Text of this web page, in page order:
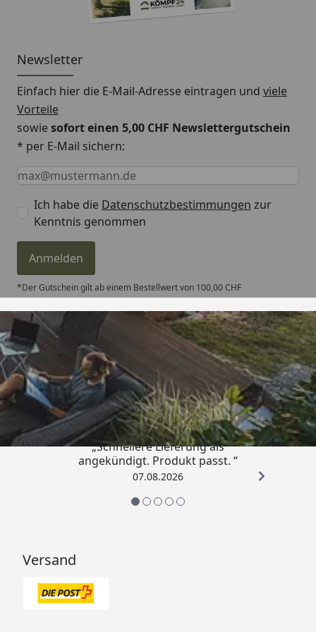
Dachneigung
Dachüberstand
vorne
Dachüberstand
hinten
Dachüberstand
seitlich
7 cm
Schneelast
1,6 kN/m2
Ausführung
naturbelassen
Dachstärke
Tür (B xT)
Leimholz-Doppeltür: 137 x
186 cm
Einzeltür: 68 x 186 cm
Lichtausschnitt:
Sicherheitsglas
Fußboden
16 mm Multifunktionsplatte
für den Boden
Dacheindeckung
exklusive
Selbstklebende Dachbahn
auf Bitumenbasis
Dachrinnenbedarf
Newsletter
Einfach hier die E-Mail-Adresse eintragen und viele
Vorteile
sowiesofort einen 5,00 CHF Newslettergutschein
* per E-Mail sichern:
Keine Eingabe erforderlich
Eingabe erforderlich
E-Mail *
Ich habe die Datenschutzbestimmungen zur
Kenntnis genommen
Anmelden
*Der Gutschein gilt ab einem Bestellwert von 100,00 CHF
Trusted Shops
4,81/ 5
„Schnellere Lieferung als
angekündigt. Produkt passt. “
07.08.2026
Versand